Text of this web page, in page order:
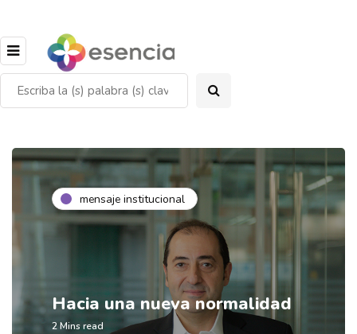
mensaje institucional
Hacia una nueva normalidad
2 Mins read